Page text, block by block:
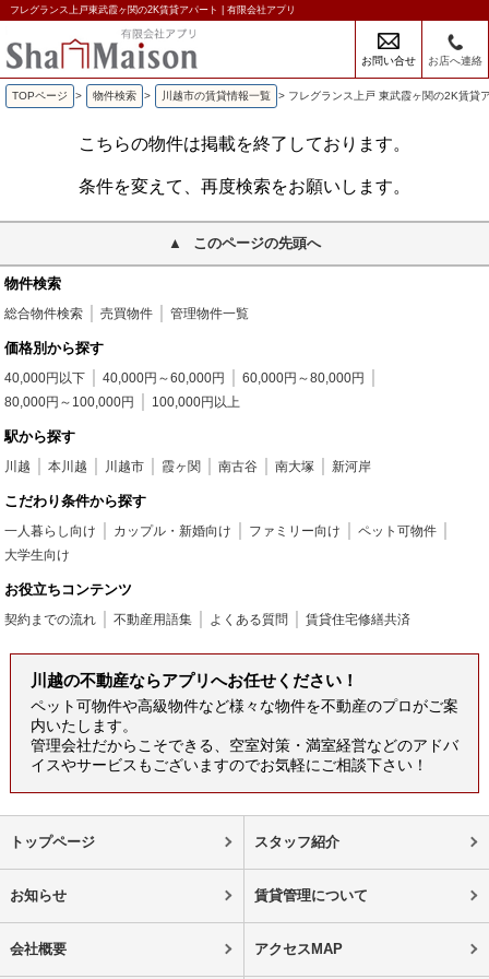
フレグランス上戸東武霞ヶ関の2K賃貸アパート | 有限会社アプリ
お問い合せ お店へ連絡
TOPページ > 物件検索 > 川越市の賃貸情報一覧 > フレグランス上戸 東武霞ヶ関の2K賃貸
こちらの物件は掲載を終了しております。
条件を変えて、再度検索をお願いします。
このページの先頭へ
物件検索
総合物件検索 売買物件 管理物件一覧
価格別から探す
40,000円以下 40,000円～60,000円
60,000円～80,000円
80,000円～100,000円
100,000円以上
駅から探す
川越 本川越 川越市 霞ヶ関 南古谷 南大塚 新河岸
こだわり条件から探す
一人暮らし向け カップル・新婚向け ファミリー向け
ペット可物件
大学生向け
お役立ちコンテンツ
契約までの流れ 不動産用語集 よくある質問 賃貸住宅修繕共済
川越の不動産ならアプリへお任せください！
ペット可物件や高級物件など様々な物件を不動産のプロがご案
内いたします。
管理会社だからこそできる、空室対策・満室経営などのアドバ
イスやサービスもございますのでお気軽にご相談下さい！
トップページ スタッフ紹介
お知らせ 賃貸管理について
会社概要 アクセスMAP